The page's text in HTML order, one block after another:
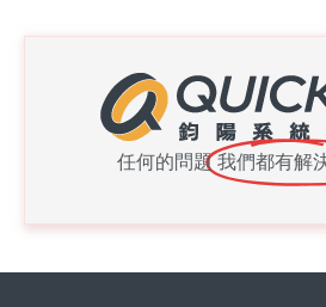
任何的問題 我們都有解